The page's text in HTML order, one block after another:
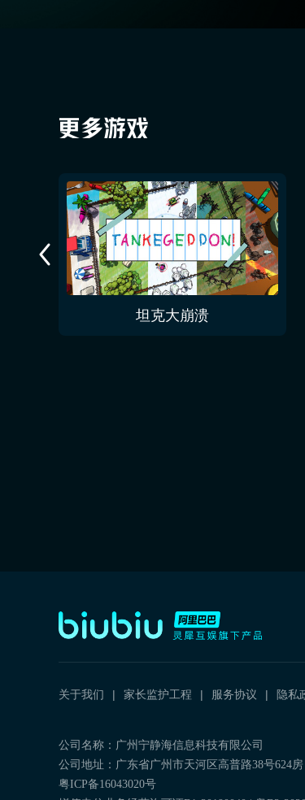
坦克大崩溃
关于我们 家长监护工程 服务协议 隐私
公司名称：广州宁静海信息科技有限公司
公司地址：广东省广州市天河区高普路38号624房
粤ICP备16043020号